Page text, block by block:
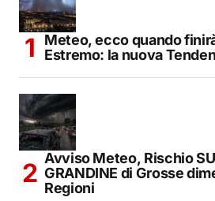
Meteo, ecco quando
Estremo: la nuova
Avviso Meteo, Rischio
GRANDINE di Grosse
Regioni